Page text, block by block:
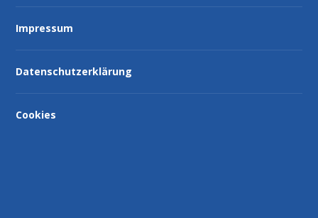
Impressum
Datenschutzerklärung
Cookies